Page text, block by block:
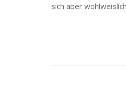
sich aber